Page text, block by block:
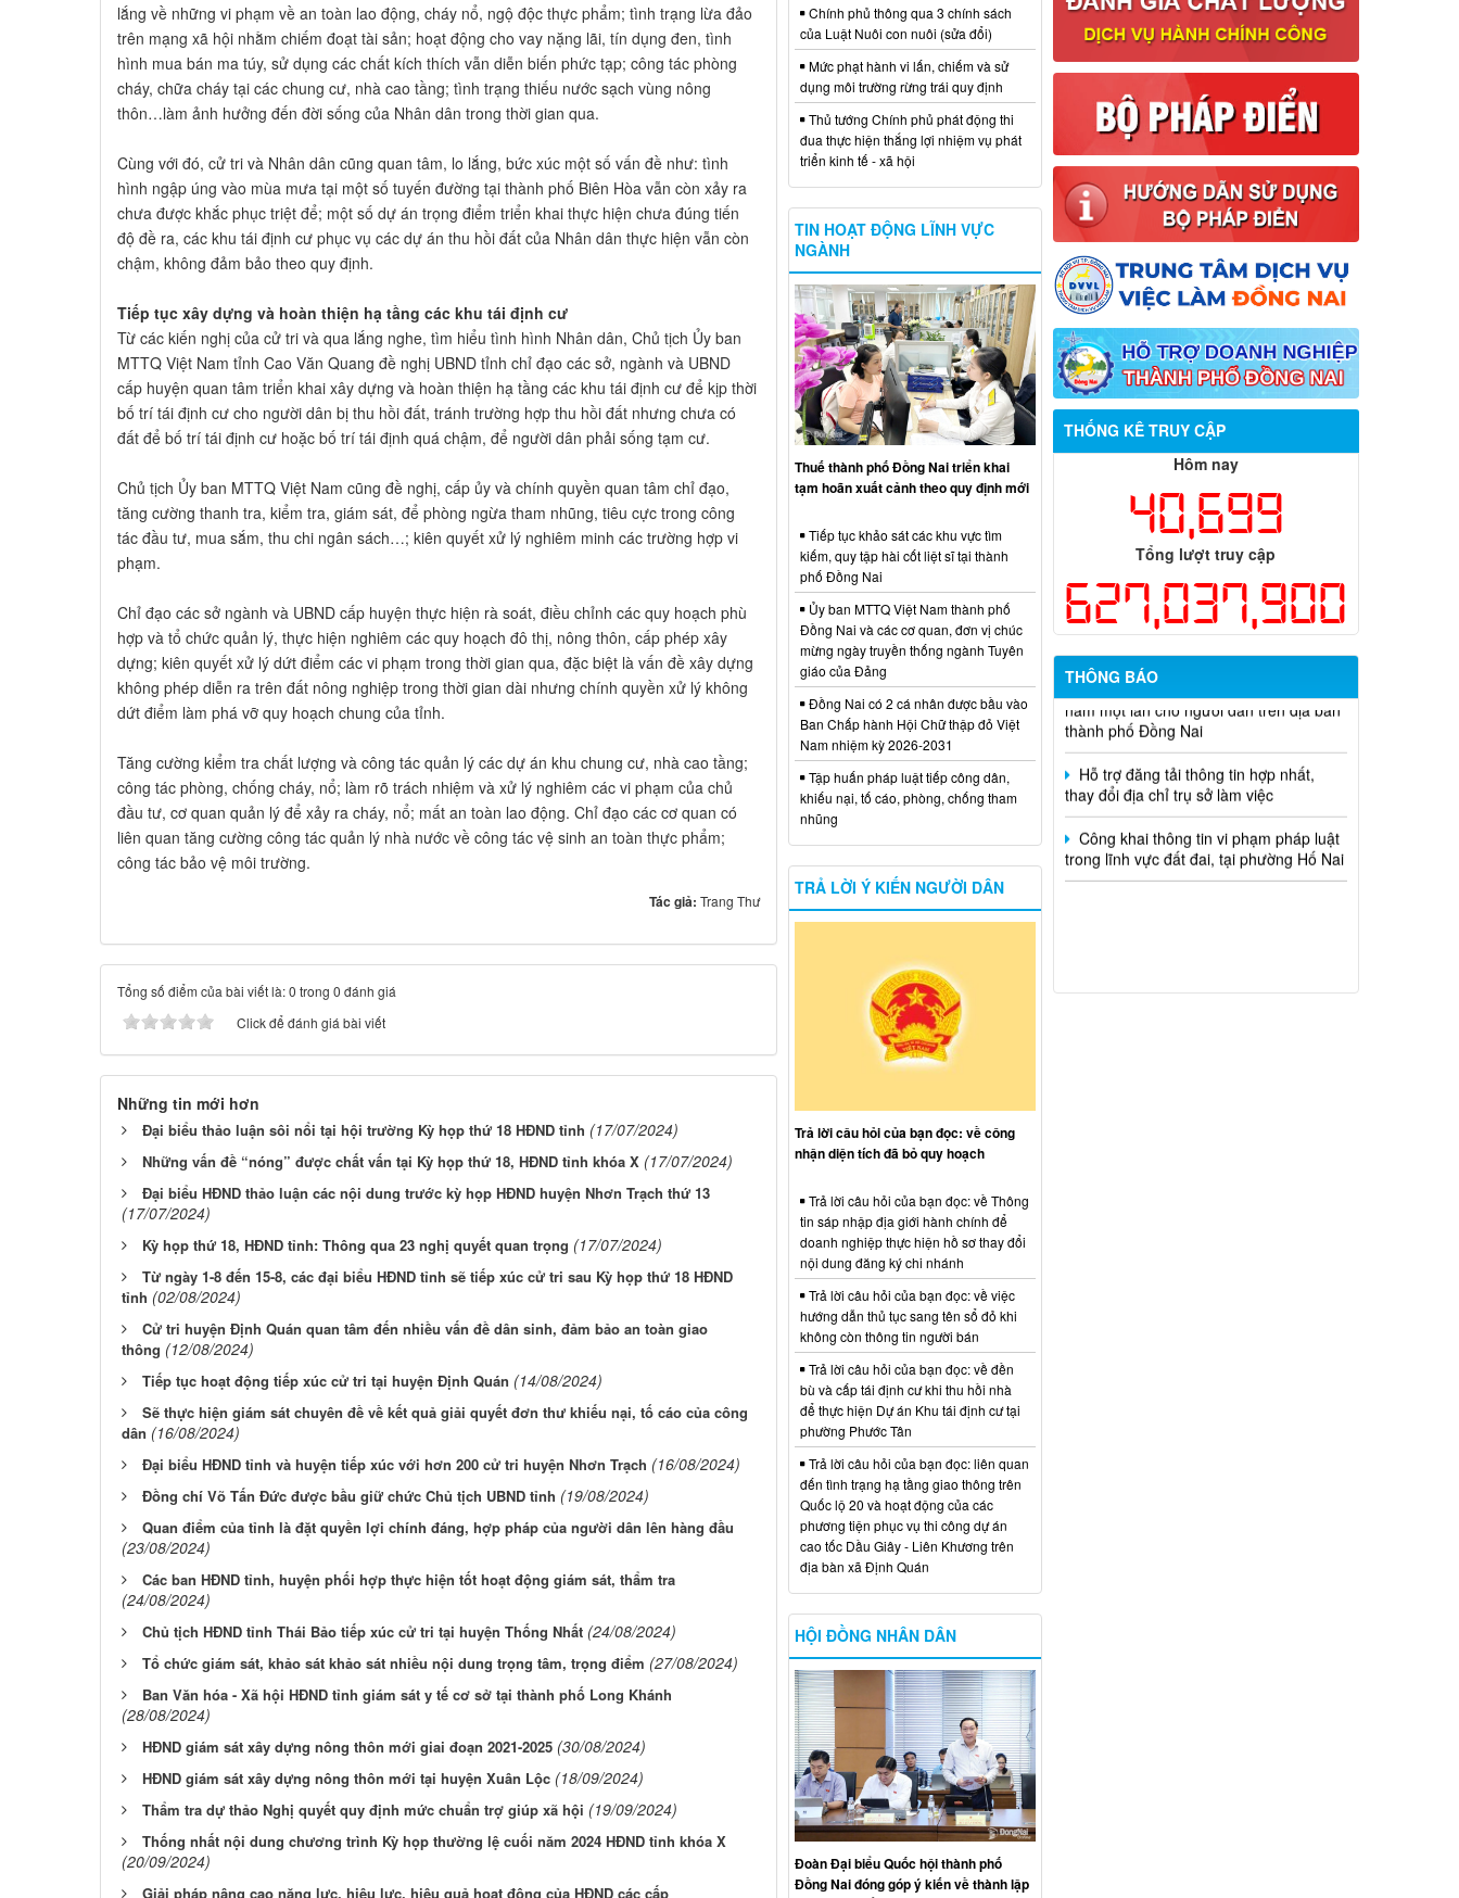
lắng về những vi phạm về an toàn lao động, cháy nổ, ngộ độc thực phẩm; tình trạng lừa đảo
trên mạng xã hội nhằm chiếm đoạt tài sản; hoạt động cho vay nặng lãi, tín dụng đen, tình
hình mua bán ma túy, sử dụng các chất kích thích vẫn diễn biến phức tạp; công tác phòng
cháy, chữa cháy tại các chung cư, nhà cao tầng; tình trạng thiếu nước sạch vùng nông
thôn…làm ảnh hưởng đến đời sống của Nhân dân trong thời gian qua.
Cùng với đó, cử tri và Nhân dân cũng quan tâm, lo lắng, bức xúc một số vấn đề như: tình
hình ngập úng vào mùa mưa tại một số tuyến đường tại thành phố Biên Hòa vẫn còn xảy ra
chưa được khắc phục triệt để; một số dự án trọng điểm triển khai thực hiện chưa đúng tiến
độ đề ra, các khu tái định cư phục vụ các dự án thu hồi đất của Nhân dân thực hiện vẫn còn
chậm, không đảm bảo theo quy định.
Tiếp tục xây dựng và hoàn thiện hạ tầng các khu tái định cư
Từ các kiến nghị của cử tri và qua lắng nghe, tìm hiểu tình hình Nhân dân, Chủ tịch Ủy ban
MTTQ Việt Nam tỉnh Cao Văn Quang đề nghị UBND tỉnh chỉ đạo các sở, ngành và UBND
cấp huyện quan tâm triển khai xây dựng và hoàn thiện hạ tầng các khu tái định cư để kịp thời
bố trí tái định cư cho người dân bị thu hồi đất, tránh trường hợp thu hồi đất nhưng chưa có
đất để bố trí tái định cư hoặc bố trí tái định quá chậm, để người dân phải sống tạm cư.
Chủ tịch Ủy ban MTTQ Việt Nam cũng đề nghị, cấp ủy và chính quyền quan tâm chỉ đạo,
tăng cường thanh tra, kiểm tra, giám sát, để phòng ngừa tham nhũng, tiêu cực trong công
tác đầu tư, mua sắm, thu chi ngân sách…; kiên quyết xử lý nghiêm minh các trường hợp vi
phạm.
Chỉ đạo các sở ngành và UBND cấp huyện thực hiện rà soát, điều chỉnh các quy hoạch phù
hợp và tổ chức quản lý, thực hiện nghiêm các quy hoạch đô thị, nông thôn, cấp phép xây
dựng; kiên quyết xử lý dứt điểm các vi phạm trong thời gian qua, đặc biệt là vấn đề xây dựng
không phép diễn ra trên đất nông nghiệp trong thời gian dài nhưng chính quyền xử lý không
dứt điểm làm phá vỡ quy hoạch chung của tỉnh.
Tăng cường kiểm tra chất lượng và công tác quản lý các dự án khu chung cư, nhà cao tầng;
công tác phòng, chống cháy, nổ; làm rõ trách nhiệm và xử lý nghiêm các vi phạm của chủ
đầu tư, cơ quan quản lý để xảy ra cháy, nổ; mất an toàn lao động. Chỉ đạo các cơ quan có
liên quan tăng cường công tác quản lý nhà nước về công tác vệ sinh an toàn thực phẩm;
công tác bảo vệ môi trường.
Tác giả: Trang Thư
Tổng số điểm của bài viết là: 0 trong 0 đánh giá
Click để đánh giá bài viết
Những tin mới hơn
Đại biểu thảo luận sôi nổi tại hội trường Kỳ họp thứ 18 HĐND tỉnh (17/07/2024)
Những vấn đề “nóng” được chất vấn tại Kỳ họp thứ 18, HĐND tỉnh khóa X (17/07/2024)
Đại biểu HĐND thảo luận các nội dung trước kỳ họp HĐND huyện Nhơn Trạch thứ 13
(17/07/2024)
Kỳ họp thứ 18, HĐND tỉnh: Thông qua 23 nghị quyết quan trọng (17/07/2024)
Từ ngày 1-8 đến 15-8, các đại biểu HĐND tỉnh sẽ tiếp xúc cử tri sau Kỳ họp thứ 18 HĐND
tỉnh (02/08/2024)
Cử tri huyện Định Quán quan tâm đến nhiều vấn đề dân sinh, đảm bảo an toàn giao
thông (12/08/2024)
Tiếp tục hoạt động tiếp xúc cử tri tại huyện Định Quán (14/08/2024)
Sẽ thực hiện giám sát chuyên đề về kết quả giải quyết đơn thư khiếu nại, tố cáo của công
dân (16/08/2024)
Đại biểu HĐND tỉnh và huyện tiếp xúc với hơn 200 cử tri huyện Nhơn Trạch (16/08/2024)
Đồng chí Võ Tấn Đức được bầu giữ chức Chủ tịch UBND tỉnh (19/08/2024)
Quan điểm của tỉnh là đặt quyền lợi chính đáng, hợp pháp của người dân lên hàng đầu
(23/08/2024)
Các ban HĐND tỉnh, huyện phối hợp thực hiện tốt hoạt động giám sát, thẩm tra
(24/08/2024)
Chủ tịch HĐND tỉnh Thái Bảo tiếp xúc cử tri tại huyện Thống Nhất (24/08/2024)
Tổ chức giám sát, khảo sát khảo sát nhiều nội dung trọng tâm, trọng điểm (27/08/2024)
Ban Văn hóa - Xã hội HĐND tỉnh giám sát y tế cơ sở tại thành phố Long Khánh
(28/08/2024)
HĐND giám sát xây dựng nông thôn mới giai đoạn 2021-2025 (30/08/2024)
HĐND giám sát xây dựng nông thôn mới tại huyện Xuân Lộc (18/09/2024)
Thẩm tra dự thảo Nghị quyết quy định mức chuẩn trợ giúp xã hội (19/09/2024)
Thống nhất nội dung chương trình Kỳ họp thường lệ cuối năm 2024 HĐND tỉnh khóa X
(20/09/2024)
Giải pháp nâng cao năng lực, hiệu lực, hiệu quả hoạt động của HĐND các cấp
THỐNG KÊ TRUY CẬP
Hôm nay
40,699
Tổng lượt truy cập
627,037,900
THÔNG BÁO
Thông báo về việc tuyển dụng viên
chức năm 2026
nhân chủ trì thực hiện nhiệm vụ khoa
học và công nghệ cấp thành phố sử
dụng ngân sách nhà nước đặt hàng thực
hiện năm 2026 (đợt 1) lần 3
Kế hoạch Thông tin, tuyên truyền triển
khai Kế hoạch Khám sức khỏe định kỳ
hoặc khám sàng lọc miễn phí ít nhất mỗi
năm một lần cho người dân trên địa bàn
Hỗ trợ đăng tải thông tin hợp nhất,
thay đổi địa chỉ trụ sở làm việc
Công khai thông tin vi phạm pháp luật
trong lĩnh vực đất đai, tại phường Hố Nai
Chính phủ thông qua 3 chính sách
của Luật Nuôi con nuôi (sửa đổi)
Mức phạt hành vi lấn, chiếm và sử
dụng môi trường rừng trái quy định
Thủ tướng Chính phủ phát động thi
đua thực hiện thắng lợi nhiệm vụ phát
triển kinh tế - xã hội
TIN HOẠT ĐỘNG LĨNH VỰC
NGÀNH
Thuế thành phố Đồng Nai triển khai
tạm hoãn xuất cảnh theo quy định mới
Tiếp tục khảo sát các khu vực tìm
kiếm, quy tập hài cốt liệt sĩ tại thành
phố Đồng Nai
Ủy ban MTTQ Việt Nam thành phố
Đồng Nai và các cơ quan, đơn vị chúc
mừng ngày truyền thống ngành Tuyên
giáo của Đảng
Đồng Nai có 2 cá nhân được bầu vào
Ban Chấp hành Hội Chữ thập đỏ Việt
Nam nhiệm kỳ 2026-2031
Tập huấn pháp luật tiếp công dân,
khiếu nại, tố cáo, phòng, chống tham
nhũng
TRẢ LỜI Ý KIẾN NGƯỜI DÂN
Trả lời câu hỏi của bạn đọc: về công
nhận diện tích đã bỏ quy hoạch
Trả lời câu hỏi của bạn đọc: về Thông
tin sáp nhập địa giới hành chính để
doanh nghiệp thực hiện hồ sơ thay đổi
nội dung đăng ký chi nhánh
Trả lời câu hỏi của bạn đọc: về việc
hướng dẫn thủ tục sang tên sổ đỏ khi
không còn thông tin người bán
Trả lời câu hỏi của bạn đọc: về đền
bù và cấp tái định cư khi thu hồi nhà
để thực hiện Dự án Khu tái định cư tại
phường Phước Tân
Trả lời câu hỏi của bạn đọc: liên quan
đến tình trạng hạ tầng giao thông trên
Quốc lộ 20 và hoạt động của các
phương tiện phục vụ thi công dự án
cao tốc Dầu Giây - Liên Khương trên
địa bàn xã Định Quán
HỘI ĐỒNG NHÂN DÂN
Đoàn Đại biểu Quốc hội thành phố
Đồng Nai đóng góp ý kiến về thành lập